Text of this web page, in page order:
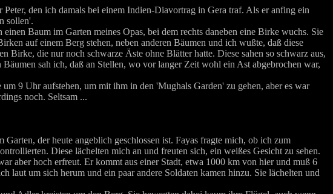
den ich damals bei einem Indien-Diavortrag in Gera traf. Als er anfing ein
sollen'.
Baum im Garten meines Opas, bei dem rechts daneben eine Birke wuchs. Sie
auf einem Berg stehen, neben anderen Bäumen und ich wußte, daß diese
die nur noch schwarze Äste ohne Blätter hatte. Diese sahen so schwarz aus,
sah ich, daß an Stellen, wo vor langer Zeit wohl ein Ast abgebrochen war,
9 Uhr aufstehen, um mit ihm in den 'Mughals Garden' zu gehen, aber es war
noch. Seltsam ...
der heute angeblich geschlossen ist. Fayas fragte mich, ob ich zum
Diese lächelten mich an und freuten sich, ein weißes Gesicht zu sehen.
aber hoch erfreut. Er kommt aus einer Stadt, etwa 1000 km von hier und muß 6
um sich herum und ein paar andere Soldaten kamen hinzu. Sie lächelten und